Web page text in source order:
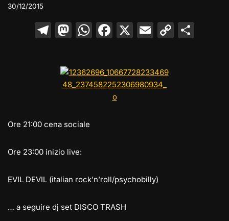
30/12/2015
T
e
gr
a
M
o
d
n
W
s
A
F
e
b
X E
l
C
Ore 21:00 cena sociale
Ore 23:00 inizio live:
EVIL DEVIL (italian rock’n’roll/psychobilly)
… a seguire dj set DISCO TRASH